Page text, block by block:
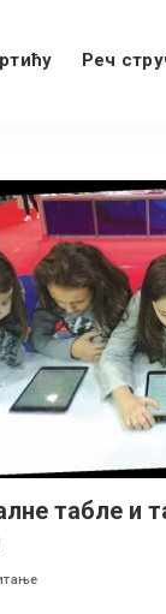
Реч
табле и